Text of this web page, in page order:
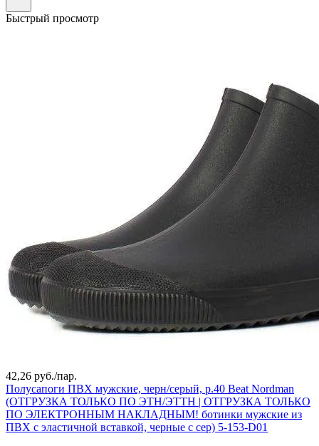
Быстрый просмотр
42,26 руб./пар.
Полусапоги ПВХ мужские, черн/серый, р.40 Beat Nordman
(ОТГРУЗКА ТОЛЬКО ПО ЭТН/ЭТТН | ОТГРУЗКА ТОЛЬКО
ПО ЭЛЕКТРОННЫМ НАКЛАДНЫМ! ботинки мужские из
ПВХ с эластичной вставкой, черные с сер) 5-153-D01